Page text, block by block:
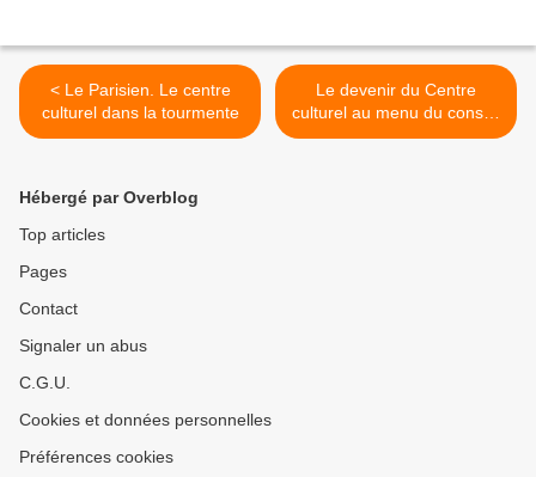
< Le Parisien. Le centre
culturel dans la tourmente
Le devenir du Centre
culturel au menu du conseil
municipal, lundi >
Hébergé par Overblog
Top articles
Pages
Contact
Signaler un abus
C.G.U.
Cookies et données personnelles
Préférences cookies